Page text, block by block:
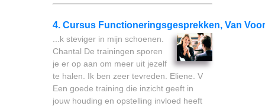
4. Cursus Functioneringsgesprekken, Van
...k steviger in mijn schoenen.
Chantal De trainingen sporen
je er op aan om meer uit jezelf
te halen. Ik ben zeer tevreden. Eliene. V
Een goede training die inzicht geeft in
jouw houding en opstelling invloed heeft